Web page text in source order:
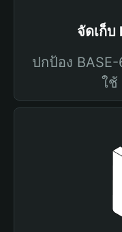
จัดเก็
ปกป้อง
ใช้